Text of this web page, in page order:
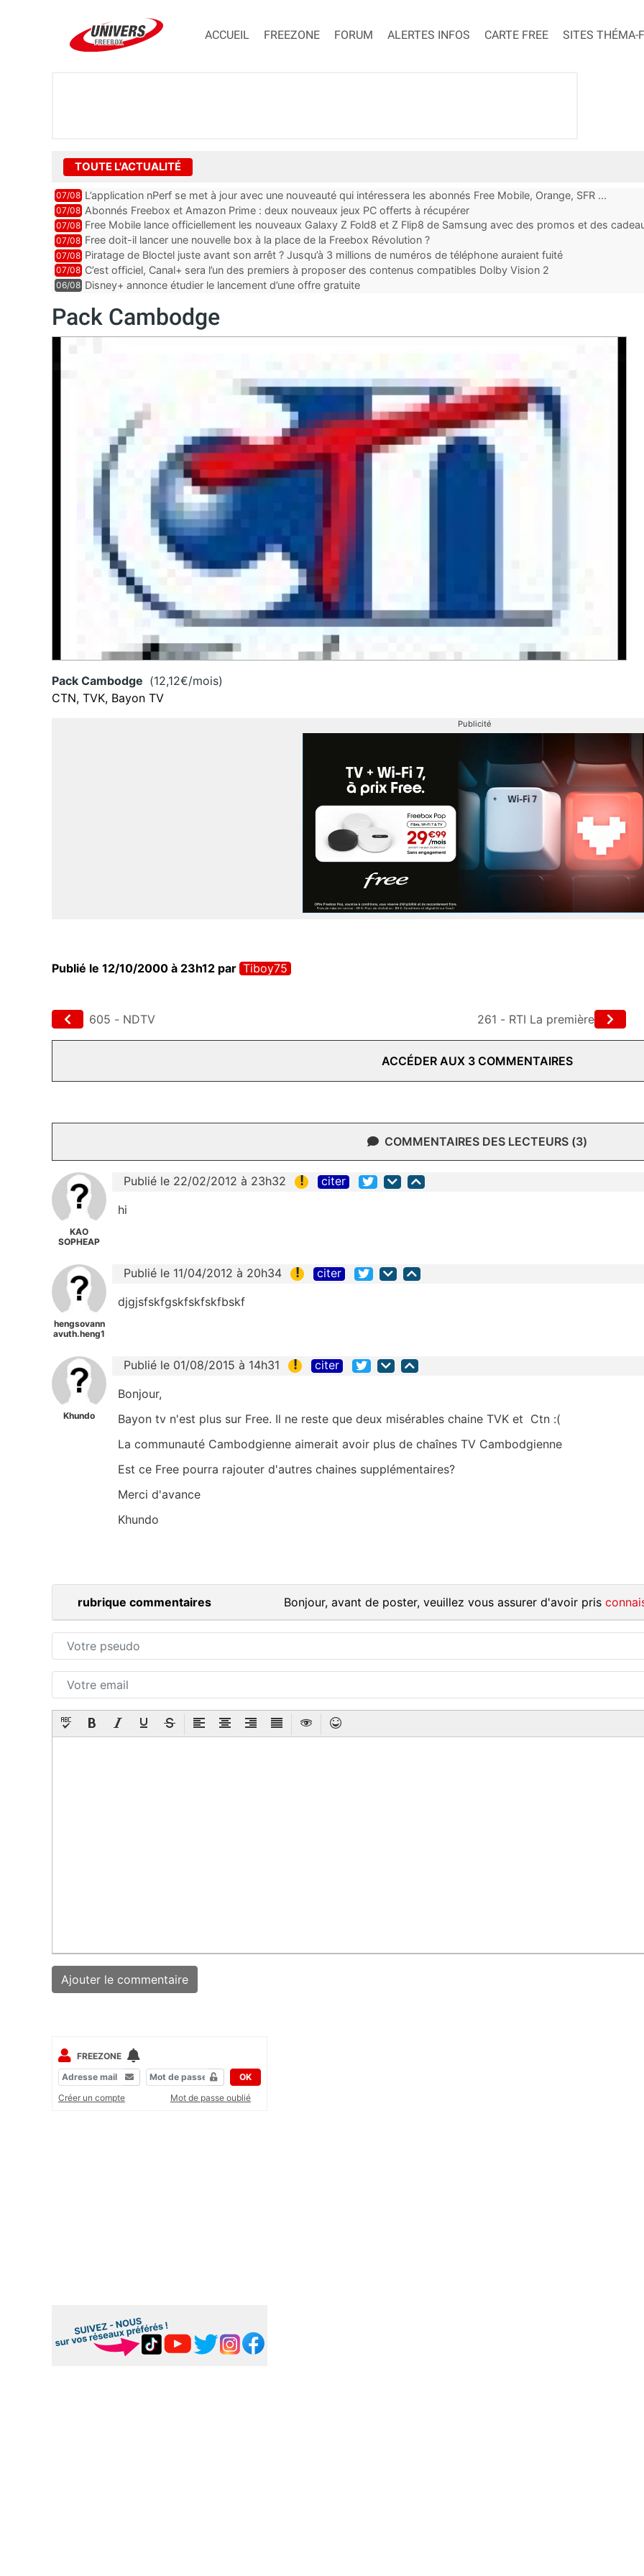
ACCUEIL FREEZONE FORUM ALERTES INFOS CARTE FREE SITES THÉMA-
TOUTE L'ACTUALITÉ
07/08 L’application nPerf se met à jour avec une nouveauté qui intéressera les abonnés Free Mobile, Orange, SFR ...
07/08 Abonnés Freebox et Amazon Prime : deux nouveaux jeux PC offerts à récupérer
07/08 Free Mobile lance officiellement les nouveaux Galaxy Z Fold8 et Z Flip8 de Samsung avec des promos et des
07/08 Free doit-il lancer une nouvelle box à la place de la Freebox Révolution ?
07/08 Piratage de Bloctel juste avant son arrêt ? Jusqu’à 3 millions de numéros de téléphone auraient fuité
07/08 C’est officiel, Canal+ sera l’un des premiers à proposer des contenus compatibles Dolby Vision 2
06/08 Disney+ annonce étudier le lancement d’une offre gratuite
Pack Cambodge
Pack Cambodge (12,12€/mois)
CTN, TVK, Bayon TV
Publicité
Publié le 12/10/2000 à 23h12 par Tiboy75
605 - NDTV 261 - RTI La première
ACCÉDER AUX 3 COMMENTAIRES
COMMENTAIRES DES LECTEURS (3)
KAO
SOPHEAP
Publié le 22/02/2012 à 23h32 ! citer
hi
hengsovann
avuth.heng1
Publié le 11/04/2012 à 20h34 ! citer
djgjsfskfgskfskfskfbskf
Khundo
Publié le 01/08/2015 à 14h31 ! citer
Bonjour,
Bayon tv n'est plus sur Free. Il ne reste que deux misérables chaine TVK et Ctn :(
La communauté Cambodgienne aimerait avoir plus de chaînes TV Cambodgienne
Est ce Free pourra rajouter d'autres chaines supplémentaires?
Merci d'avance
Khundo
rubrique commentaires Bonjour, avant de poster, veuillez vous assurer d'avoir pris
FREEZONE
OK
Créer un compte
Mot de passe oublié